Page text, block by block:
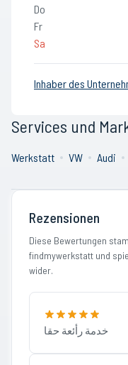
Do
Fr
Sa
Inhaber des
Services und
Werkstatt VW Audi
Rezensionen
Diese Bewertungen
findmywerkstatt und
wider.
خدمة رأئعة حقا